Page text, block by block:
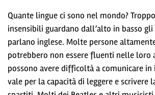
Quante lingue ci sono nel mondo?
insensibili guardano dall’alto in basso
parlano inglese. Molte persone
potrebbero non essere fluenti nelle loro
possono avere difficoltà a comunicare in
vale per la capacità di leggere e scrivere